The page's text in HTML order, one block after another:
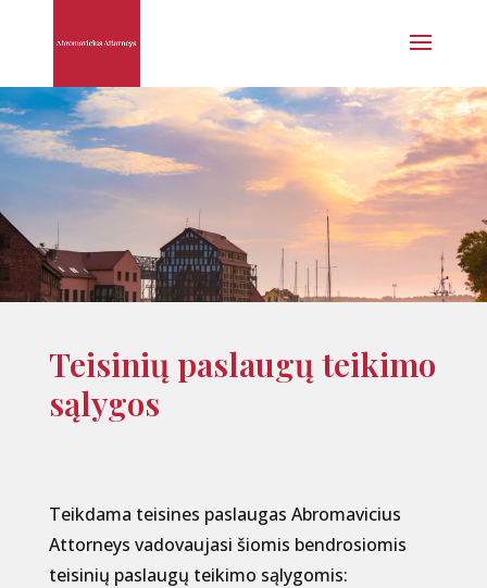
Teisinių paslaugų teikimo
sąlygos
Teikdama teisines paslaugas Abromavicius
Attorneys vadovaujasi šiomis bendrosiomis
teisinių paslaugų teikimo sąlygomis: